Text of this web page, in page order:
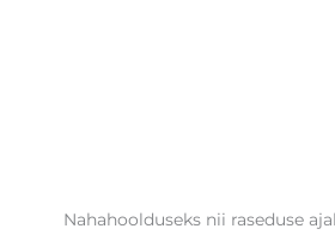
Nahahoolduseks nii raseduse